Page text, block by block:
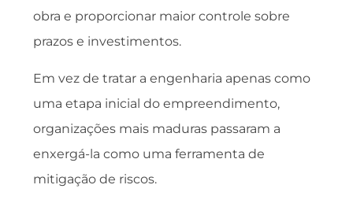
obra e proporcionar maior controle sobre
prazos e investimentos.
Em vez de tratar a engenharia apenas como
uma etapa inicial do empreendimento,
organizações mais maduras passaram a
enxergá-la como uma ferramenta de
mitigação de riscos.